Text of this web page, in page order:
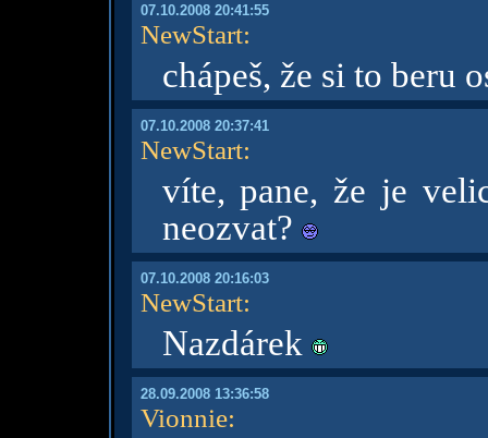
07.10.2008 20:41:55
NewStart:
chápeš, že si to beru
07.10.2008 20:37:41
NewStart:
víte, pane, že je
neozvat?
07.10.2008 20:16:03
NewStart:
Nazdárek
28.09.2008 13:36:58
Vionnie: